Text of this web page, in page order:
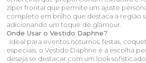
zíper frontal que permite um ajuste
completo em brilho que destaca a região
adicionando um toque de glamour.
Onde Usar o Vestido Daphne?
Ideal para eventos noturnos, festas,
especiais, o Vestido Daphne é a escolha
deseja se destacar com um look